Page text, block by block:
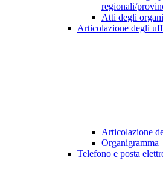
regionali/
Atti degli
Articolazione degli
Articolazione
Organigramma
Telefono e posta